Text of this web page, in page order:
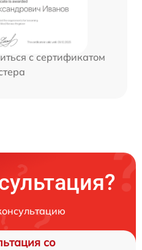
с сертификатом
со